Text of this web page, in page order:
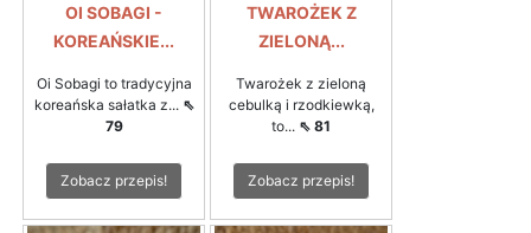
OI SOBAGI -
KOREAŃSKIE...
Oi Sobagi to tradycyjna
koreańska sałatka z... ⇖
79
Zobacz przepis!
TWAROŻEK Z
ZIELONĄ...
Twarożek z zieloną
cebulką i rzodkiewką,
to... ⇖ 81
Zobacz przepis!